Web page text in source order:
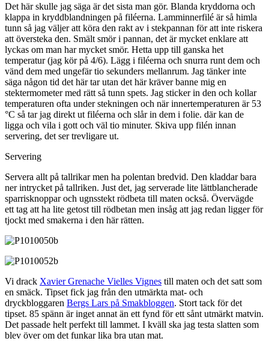
Det här skulle jag säga är det sista man gör. Blanda kryddorna och
klappa in kryddblandningen på filéerna. Lamminnerfilé är så himla
tunn så jag väljer att köra den rakt av i stekpannan för att inte riskera
att översteka den. Smält smör i pannan, det är mycket enklare att
lyckas om man har mycket smör. Hetta upp till ganska het
temperatur (jag kör på 4/6). Lägg i filéerna och snurra runt dem och
vänd dem med ungefär tio sekunders mellanrum. Jag tänker inte
säga någon tid det här tar utan det här kräver banne mig en
stektermometer med rätt så tunn spets. Jag sticker in den och kollar
temperaturen ofta under stekningen och när innertemperaturen är 53
°C så tar jag direkt ut filéerna och slår in dem i folie. där kan de
ligga och vila i gott och väl tio minuter. Skiva upp filén innan
servering, det ser trevligare ut.
Servering
Servera allt på tallrikar men ha polentan bredvid. Den kladdar bara
ner intrycket på tallriken. Just det, jag serverade lite lättblancherade
sparrisknoppar och ugnsstekt rödbeta till maten också. Övervägde
ett tag att ha lite getost till rödbetan men insåg att jag redan ligger för
tjockt med smakerna i den här rätten.
Vi drack Xavier Grenache Vielles Vignes till maten och det satt som
en smäck. Tipset fick jag från den utmärkta mat- och
dryckbloggaren Bergs Lars på Smakbloggen. Stort tack för det
tipset. 85 spänn är inget annat än ett fynd för ett sånt utmärkt matvin.
Det passade helt perfekt till lammet. I kväll ska jag testa slatten som
blev över om det funkar lika bra utan mat.